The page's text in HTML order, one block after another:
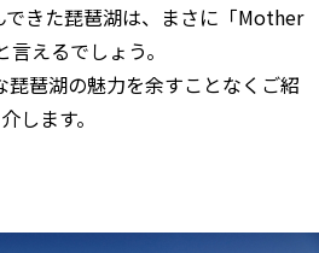
きた琵琶湖は、まさに「Mother
言えるでしょう。
琵琶湖の魅力を余すことなくご紹
介します。